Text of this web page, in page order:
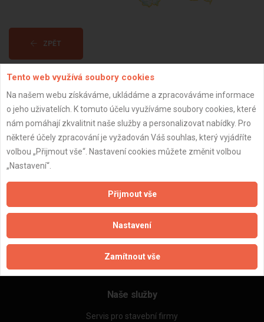
ZPĚT
Důležité informace
Zpracování a ochrana osobních údajů
Zásady pro používání souborů cookie
Obchodní podmínky (zprostředkování)
Naše služby
Servis pro stavební firmy
Tento web využívá soubory cookies
Na našem webu získáváme, ukládáme a zpracováváme informace
o jeho uživatelích. K tomuto účelu využíváme soubory cookies, které
nám pomáhají zkvalitnit naše služby a personalizovat nabídky. Pro
některé účely zpracování je vyžadován Váš souhlas, který vyjádříte
volbou „Přijmout vše“. Nastavení cookies můžete změnit volbou
„Nastavení“.
Přijmout vše
Nastavení
Zamítnout vše